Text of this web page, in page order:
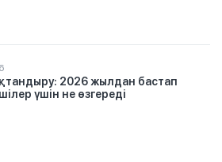
2026 жылдан бастап
үшін не өзгереді